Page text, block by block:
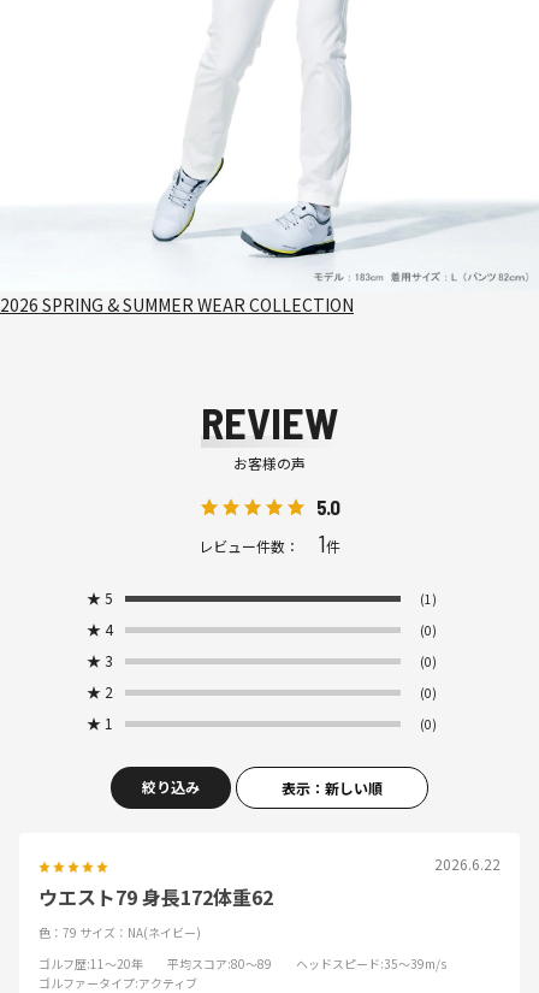
2026 SPRING & SUMMER WEAR COLLECTION
REVIEW
お客様の声
5.0
レビュー件数： 1件
★ 5 (1)
★ 4 (0)
★ 3 (0)
★ 2 (0)
★ 1 (0)
絞り込み 表示：新しい順
2026.6.22
ウエスト79 身長172体重62
色：79 サイズ：NA(ネイビー)
ゴルフ歴:11～20年 平均スコア:80～89 ヘッドスピード:35～39m/s
ゴルファータイプ:アクティブ